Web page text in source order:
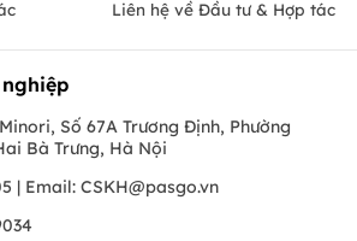
Liên hệ về Đầu tư & Hợp tác
Số 67A Trương Định, Phường
Bà Trưng, Hà Nội
| Email: CSKH@pasgo.vn